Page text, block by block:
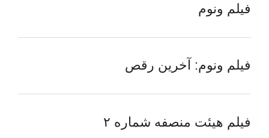
فیلم ونوم
فیلم ونوم: آخرین رقص
فیلم هیئت منصفه شماره ۲